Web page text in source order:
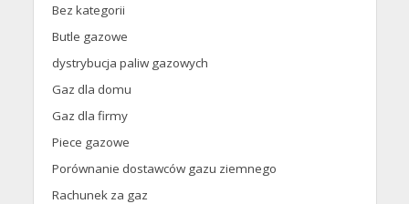
Bez kategorii
Butle gazowe
dystrybucja paliw gazowych
Gaz dla domu
Gaz dla firmy
Piece gazowe
Porównanie dostawców gazu ziemnego
Rachunek za gaz